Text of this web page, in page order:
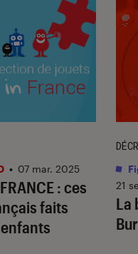
: ces
faits
• 07 mar. 2025
La
21